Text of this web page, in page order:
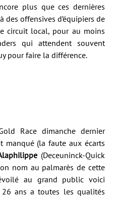
plus que ces dernières
des offensives d’équipiers de
circuit local, pour au moins
qui attendent souvent
pour faire la différence.
Race dimanche dernier
manqué (la faute aux écarts
(Deceuninck-Quick
nom au palmarès de cette
au grand public voici
ans a toutes les qualités